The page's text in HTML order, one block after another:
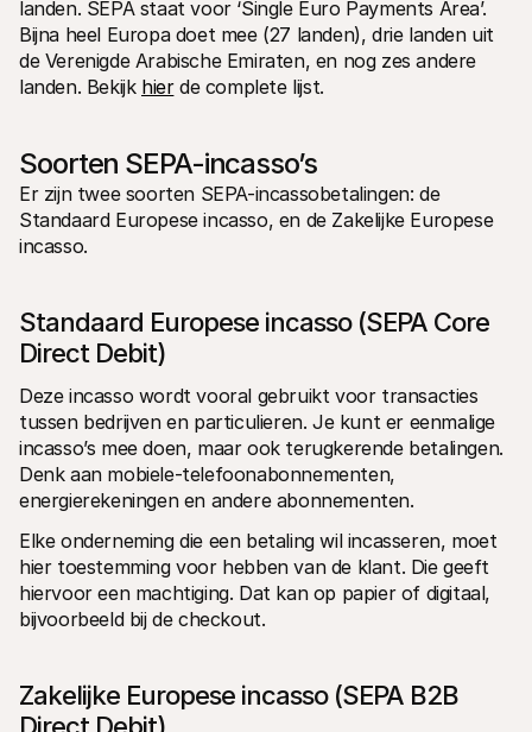
Het laatste nieuws over Mollie
Vacatures
Kom werken bij Mollie. Ontdek de
vacatures!
Contact
Voor Mollie-klanten
Neem contact op met Customer Support
Contact met sales
Ontdek hoe we jouw bedrijf kunnen helpen
landen. SEPA staat voor ‘Single Euro Payments Area’.
Bijna heel Europa doet mee (27 landen), drie landen uit
de Verenigde Arabische Emiraten, en nog zes andere
landen. Bekijk hier de complete lijst.
Soorten SEPA-incasso’s
Er zijn twee soorten SEPA-incassobetalingen: de
Standaard Europese incasso, en de Zakelijke Europese
incasso.
Standaard Europese incasso (SEPA Core
Direct Debit)
Deze incasso wordt vooral gebruikt voor transacties
tussen bedrijven en particulieren. Je kunt er eenmalige
incasso’s mee doen, maar ook terugkerende betalingen.
Denk aan mobiele-telefoonabonnementen,
energierekeningen en andere abonnementen.
Elke onderneming die een betaling wil incasseren, moet
hier toestemming voor hebben van de klant. Die geeft
hiervoor een machtiging. Dat kan op papier of digitaal,
bijvoorbeeld bij de checkout.
Zakelijke Europese incasso (SEPA B2B